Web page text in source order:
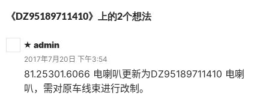
《DZ95189711410》上的2个想法
admin
2017年7月20日 下午3:54
81.25301.6066 电喇叭更新为DZ95189711410 电喇
叭，需对原车线束进行改制。